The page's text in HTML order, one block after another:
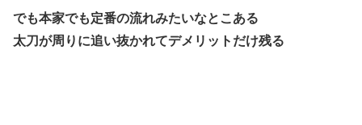
でも本家でも定番の流れみたいなとこある
太刀が周りに追い抜かれてデメリットだけ残る